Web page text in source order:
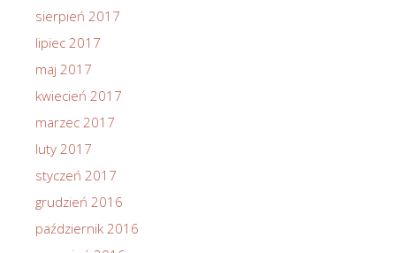
sierpień 2017
lipiec 2017
maj 2017
kwiecień 2017
marzec 2017
luty 2017
styczeń 2017
grudzień 2016
październik 2016